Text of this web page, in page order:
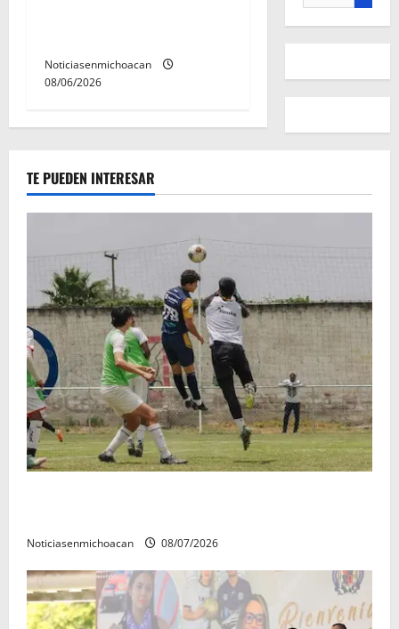
Noticiasenmichoacan
08/06/2026
TE PUEDEN INTERESAR
Noticiasenmichoacan 08/07/2026